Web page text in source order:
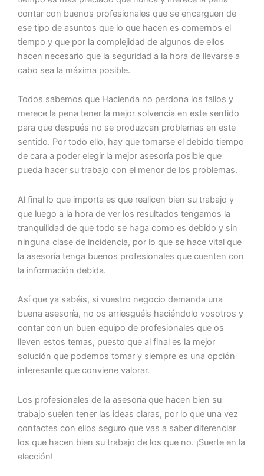
contar con buenos profesionales que se encarguen de
ese tipo de asuntos que lo que hacen es comernos el
tiempo y que por la complejidad de algunos de ellos
hacen necesario que la seguridad a la hora de llevarse a
cabo sea la máxima posible.
Todos sabemos que Hacienda no perdona los fallos y
merece la pena tener la mejor solvencia en este sentido
para que después no se produzcan problemas en este
sentido. Por todo ello, hay que tomarse el debido tiempo
de cara a poder elegir la mejor asesoría posible que
pueda hacer su trabajo con el menor de los problemas.
Al final lo que importa es que realicen bien su trabajo y
que luego a la hora de ver los resultados tengamos la
tranquilidad de que todo se haga como es debido y sin
ninguna clase de incidencia, por lo que se hace vital que
la asesoría tenga buenos profesionales que cuenten con
la información debida.
Así que ya sabéis, si vuestro negocio demanda una
buena asesoría, no os arriesguéis haciéndolo vosotros y
contar con un buen equipo de profesionales que os
lleven estos temas, puesto que al final es la mejor
solución que podemos tomar y siempre es una opción
interesante que conviene valorar.
Los profesionales de la asesoría que hacen bien su
trabajo suelen tener las ideas claras, por lo que una vez
contactes con ellos seguro que vas a saber diferenciar
los que hacen bien su trabajo de los que no. ¡Suerte en la
elección!